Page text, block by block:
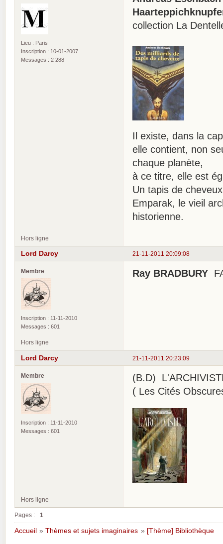
Lieu : Paris
Inscription : 10-01-2007
Messages : 2 288
collection La
Il existe, dans la
elle contient, non
chaque planète,
à ce titre, elle est
Un tapis de
Emparak, le vieil
historienne.
Hors ligne
21-11-2011 20:09:08
Lord Darcy
Membre
Inscription : 11-11-2010
Messages : 601
Ray BRADBURY
Hors ligne
21-11-2011 20:23:09
Lord Darcy
Membre
Inscription : 11-11-2010
Messages : 601
(B.D)
( Les Cités
Hors ligne
Pages : 1
Accueil »Thèmes et sujets imaginaires » [Thème] Bibliothèque